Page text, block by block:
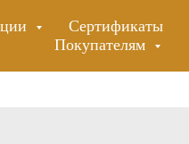
Сертификаты
Покупателям